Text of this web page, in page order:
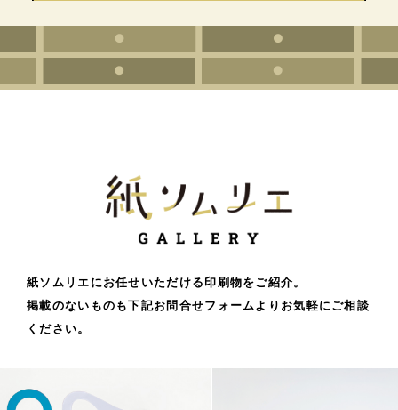
紙ソムリエにお任せいただける印刷物をご紹介。
掲載のないものも下記お問合せフォームよりお気軽にご相談
ください。